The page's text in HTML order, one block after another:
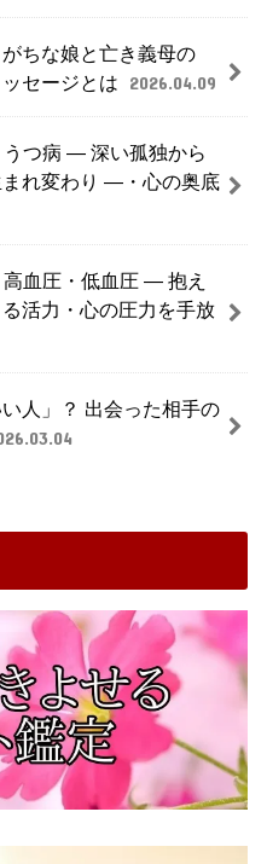
ちな娘と亡き義母の
セージとは
2026.04.09
うつ病 ― 深い孤独から
れ変わり ―・心の奥底
高血圧・低血圧 ― 抱え
活力・心の圧力を手放
人」？ 出会った相手の